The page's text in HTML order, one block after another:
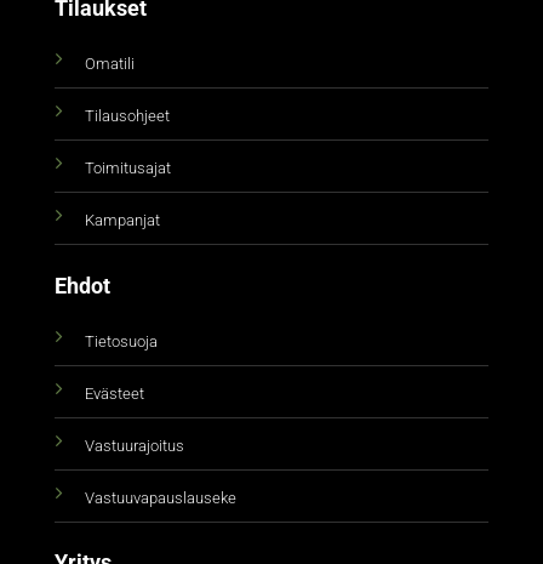
Tilaukset
Omatili
Tilausohjeet
Toimitusajat
Kampanjat
Ehdot
Tietosuoja
Evästeet
Vastuurajoitus
Vastuuvapauslauseke